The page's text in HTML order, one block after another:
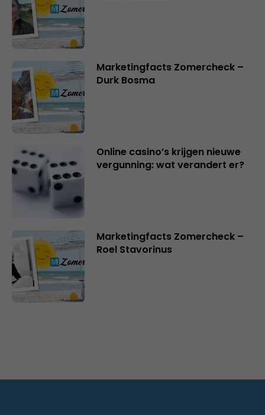
Marketingfacts Zomercheck –
Durk Bosma
Online casino’s krijgen nieuwe
vergunning: wat verandert er?
Marketingfacts Zomercheck –
Roel Stavorinus